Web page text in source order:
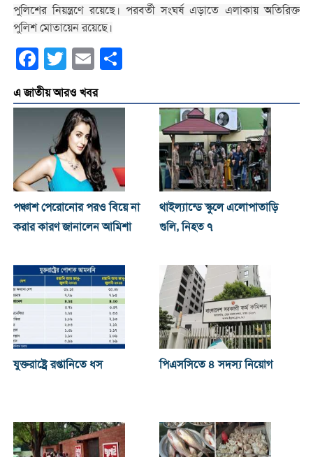
পুলিশের নিয়ন্ত্রণে রয়েছে। পরবর্তী সংঘর্ষ এড়াতে এলাকায় অতিরিক্ত
পুলিশ মোতায়েন রয়েছে।
Facebook
Twitter Email
এ জাতীয় আরও খবর
পঞ্চাশ পেরোনোর পরও বিয়ে না
করার কারণ জানালেন আমিশা
থাইল্যান্ডে স্কুলে এলোপাতাড়ি
গুলি, নিহত ৭
যুক্তরাষ্ট্রে রপ্তানিতে ধস পিএসসিতে ৪ সদস্য নিয়োগ